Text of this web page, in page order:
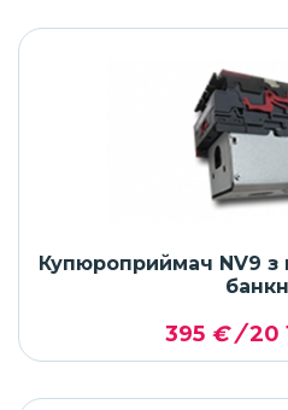
Купюроприймач NV9
395 € /20